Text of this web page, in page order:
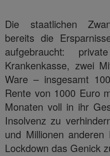
Die staatlichen
bereits die
aufgebraucht:
Krankenkasse, zwei
Ware – insgesamt
Rente von 1000 Euro
Monaten voll in ihr
Insolvenz zu
und Millionen
Lockdown das Genick